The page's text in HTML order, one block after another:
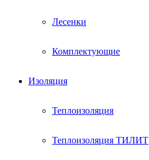
Лесенки
Комплектующие
Изоляция
Теплоизоляция
Теплоизоляция ТИЛИТ